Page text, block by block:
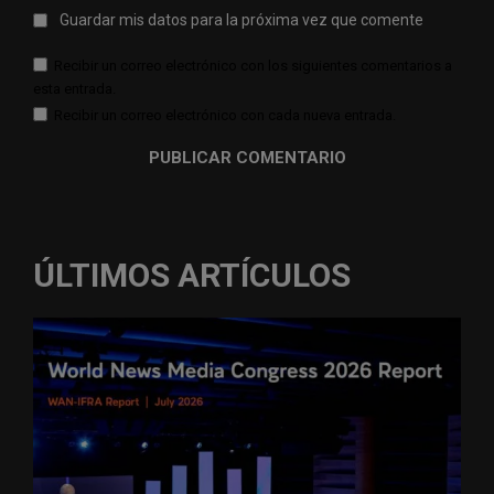
Guardar mis datos para la próxima vez que comente
ÚLTIMOS ARTÍCULOS